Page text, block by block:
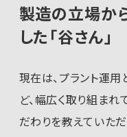
製造の立場か
した「谷さん」
現在は、プラント運
ど、幅広く取り組ま
だわりを教えていただ